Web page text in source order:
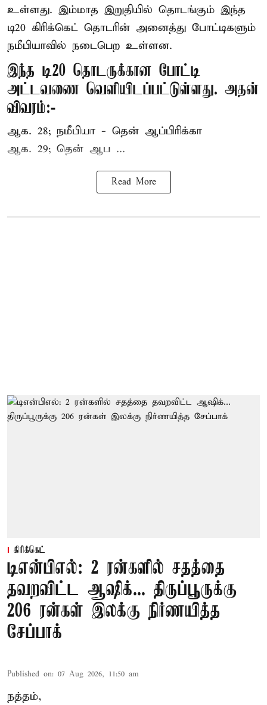
உள்ளது. இம்மாத இறுதியில் தொடங்கும் இந்த
டி20 கிரிக்கெட் தொடரின் அனைத்து போட்டிகளும்
நமீபியாவில் நடைபெற உள்ளன.
இந்த டி20 தொடருக்கான போட்டி
அட்டவணை வெளியிடப்பட்டுள்ளது. அதன்
விவரம்:-
ஆக. 28; நமீபியா - தென் ஆப்பிரிக்கா
ஆக. 29; தென் ஆப ...
Read More
கிரிக்கெட்
டிஎன்பிஎல்: 2 ரன்களில் சதத்தை
தவறவிட்ட ஆஷிக்... திருப்பூருக்கு
206 ரன்கள் இலக்கு நிர்ணயித்த
சேப்பாக்
Published on: 07 Aug 2026, 11:50 am
நத்தம்,